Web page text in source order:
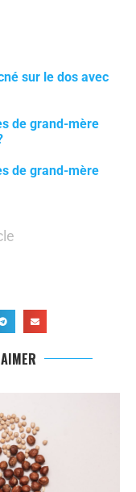
sur le dos avec
de grand-mère
de grand-mère